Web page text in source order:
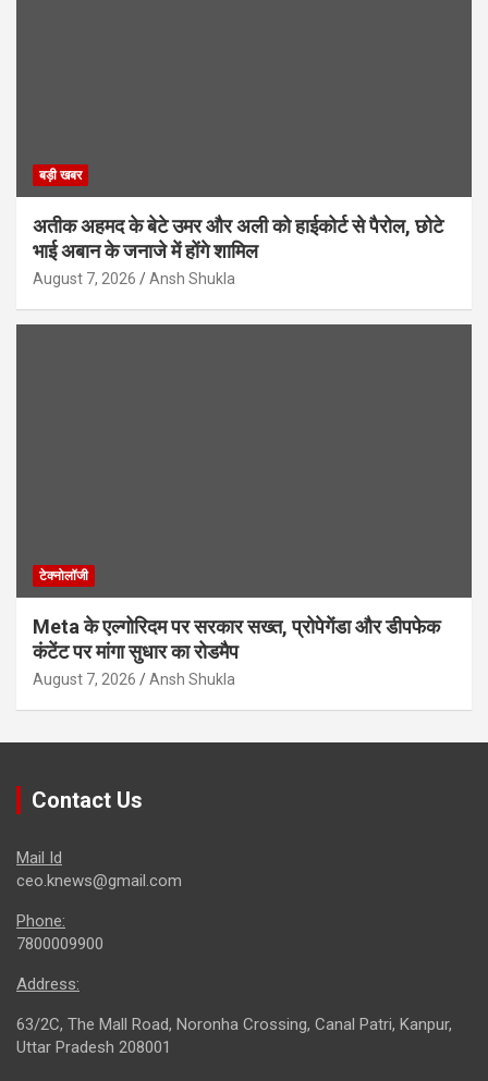
बड़ी खबर
अतीक अहमद के बेटे उमर और अली को हाईकोर्ट से पैरोल, छोटे
भाई अबान के जनाजे में होंगे शामिल
August 7, 2026 Ansh Shukla
टेक्नोलॉजी
Meta के एल्गोरिदम पर सरकार सख्त, प्रोपेगेंडा और डीपफेक
कंटेंट पर मांगा सुधार का रोडमैप
August 7, 2026 Ansh Shukla
Contact Us
Mail Id
ceo.knews@gmail.com
Phone:
7800009900
Address:
63/2C, The Mall Road, Noronha Crossing, Canal Patri, Kanpur,
Uttar Pradesh 208001